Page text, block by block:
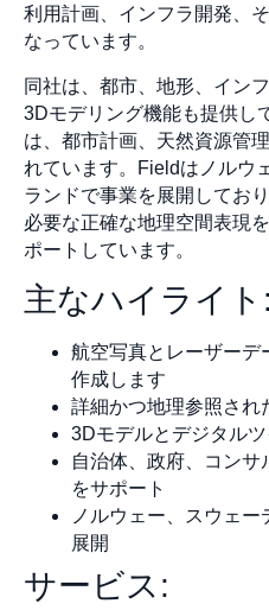
利用計画、インフラ開発、
なっています。
同社は、都市、地形、イン
3Dモデリング機能も提供し
は、都市計画、天然資源管
れています。Fieldはノルウ
ランドで事業を展開してお
必要な正確な地理空間表現
ポートしています。
主なハイライト:
航空写真とレーザーデ
作成します
詳細かつ地理参照され
3Dモデルとデジタル
自治体、政府、コンサ
をサポート
ノルウェー、スウェ
展開
サービス: